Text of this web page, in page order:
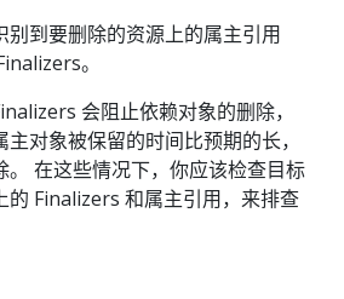
到要删除的资源上的属主引用
。
会阻止依赖对象的删除，
对象被保留的时间比预期的长，
。 在这些情况下，你应该检查目标
的 Finalizers 和属主引用，来排查